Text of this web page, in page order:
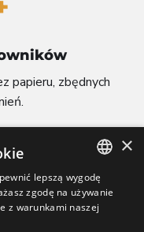
papieru, zbędnych
POLISH
CZECH
×
lepszą wygodę
zgodę na używanie
z warunkami naszej